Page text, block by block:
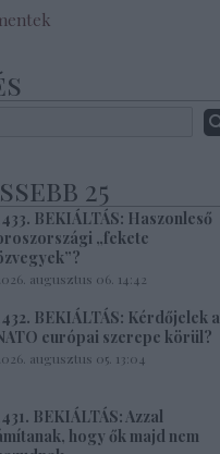
25
BEKIÁLTÁS: Haszonleső
„fekete
augusztus 06. 14:42
BEKIÁLTÁS: Kérdőjelek a
európai szerepe körül?
augusztus 05. 13:04
BEKIÁLTÁS: Azzal
hogy ők majd nem